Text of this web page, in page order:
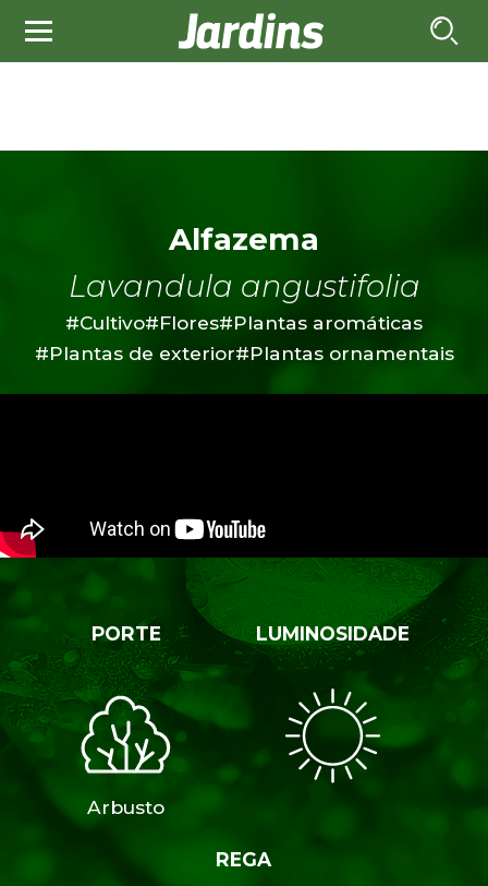
Alfazema
Lavandula angustifolia
#Cultivo#Flores#Plantas aromáticas
#Plantas de exterior#Plantas ornamentais
PORTE
Arbusto
LUMINOSIDADE
REGA